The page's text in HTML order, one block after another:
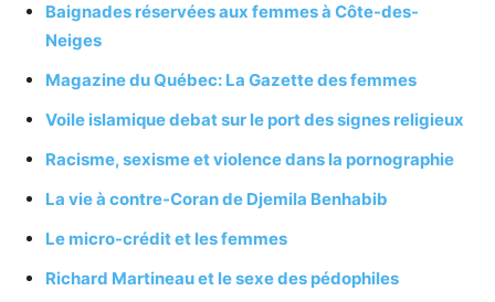
Baignades réservées aux femmes à Côte-des-
Neiges
Magazine du Québec: La Gazette des femmes
Voile islamique debat sur le port des signes religieux
Racisme, sexisme et violence dans la pornographie
La vie à contre-Coran de Djemila Benhabib
Le micro-crédit et les femmes
Richard Martineau et le sexe des pédophiles